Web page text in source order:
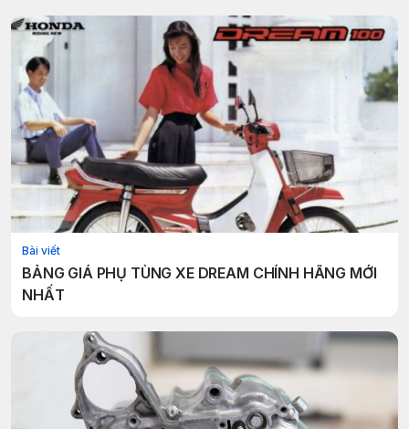
Bài viết
BẢNG GIÁ PHỤ TÙNG XE DREAM CHÍNH HÃNG MỚI
NHẤT